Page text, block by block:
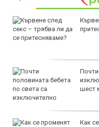
Почти
шест
Как